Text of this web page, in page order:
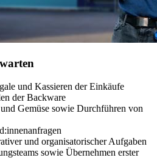
und Kassieren der Einkäufe
der Backware
Gemüse sowie Durchführen von
und organisatorischer Aufgaben
sowie Übernehmen erster